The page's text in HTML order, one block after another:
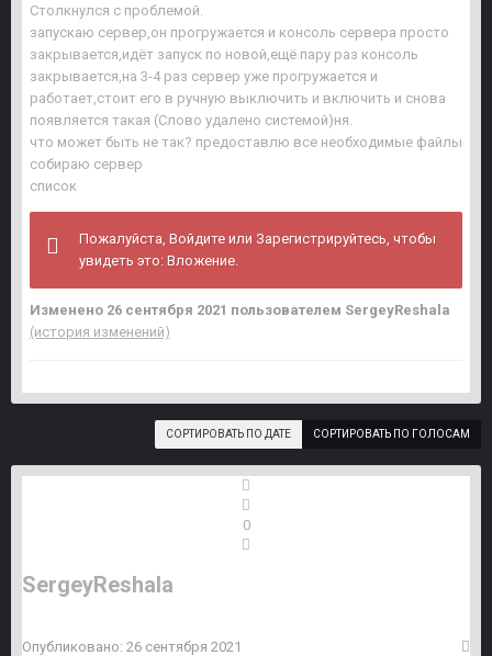
Столкнулся с проблемой.
запускаю сервер,он прогружается и консоль сервера просто
закрывается,идёт запуск по новой,ещё пару раз консоль
закрывается,на 3-4 раз сервер уже прогружается и
работает,стоит его в ручную выключить и включить и снова
появляется такая (Слово удалено системой)ня.
что может быть не так? предоставлю все необходимые файлы
собираю сервер
список
Пожалуйста, Войдите или Зарегистрируйтесь, чтобы
увидеть это: Вложение.
Изменено 26 сентября 2021 пользователем SergeyReshala
(история изменений)
СОРТИРОВАТЬ ПО ГОЛОСАМ
СОРТИРОВАТЬ ПО ДАТЕ
0
SergeyReshala
Опубликовано: 26 сентября 2021